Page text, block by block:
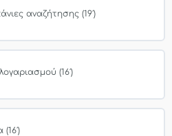
αναζήτησης (19′)
(16′)